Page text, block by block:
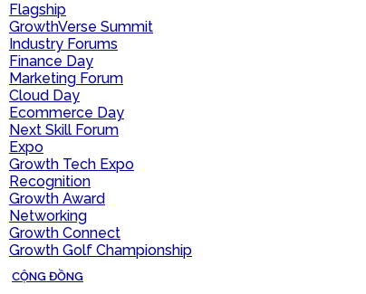
Flagship
GrowthVerse Summit
Industry Forums
Finance Day
Marketing Forum
Cloud Day
Ecommerce Day
Next Skill Forum
Expo
Growth Tech Expo
Recognition
Growth Award
Networking
Growth Connect
Growth Golf Championship
CỘNG ĐỒNG